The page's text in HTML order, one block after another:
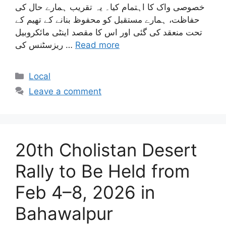
خصوصی واک کا اہتمام کیا۔ یہ تقریب ہمارے حال کی
حفاظت، ہمارے مستقبل کو محفوظ بنانے کے تھیم کے
تحت منعقد کی گئی اور اس کا مقصد اینٹی مائکروبیل
ریزسٹنس کی … Read more
Categories
Local
Leave a comment
20th Cholistan Desert
Rally to Be Held from
Feb 4–8, 2026 in
Bahawalpur